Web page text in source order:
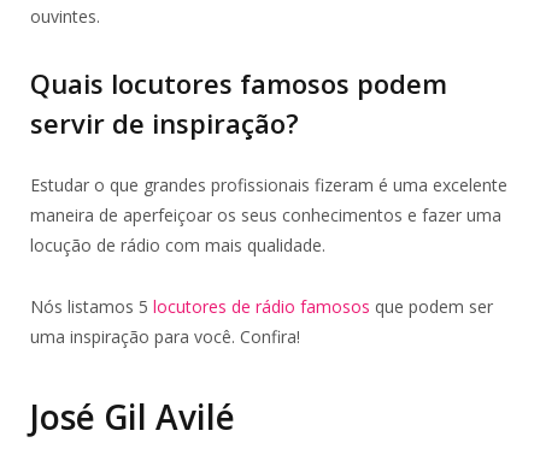
ouvintes.
Quais locutores famosos podem
servir de inspiração?
Estudar o que grandes profissionais fizeram é uma excelente
maneira de aperfeiçoar os seus conhecimentos e fazer uma
locução de rádio com mais qualidade.
Nós listamos 5 locutores de rádio famosos que podem ser
uma inspiração para você. Confira!
José Gil Avilé